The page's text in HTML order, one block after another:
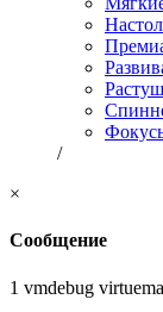
/
×
Сообщение
1 vmdebug